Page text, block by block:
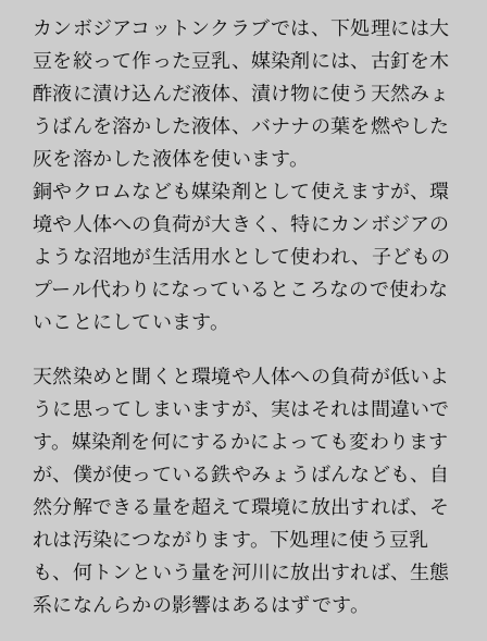
カンボジアコットンクラブでは、下処理には大
豆を絞って作った豆乳、媒染剤には、古釘を木
酢液に漬け込んだ液体、漬け物に使う天然みょ
うばんを溶かした液体、バナナの葉を燃やした
灰を溶かした液体を使います。
銅やクロムなども媒染剤として使えますが、環
境や人体への負荷が大きく、特にカンボジアの
ような沼地が生活用水として使われ、子どもの
プール代わりになっているところなので使わな
いことにしています。
天然染めと聞くと環境や人体への負荷が低いよ
うに思ってしまいますが、実はそれは間違いで
す。媒染剤を何にするかによっても変わります
が、僕が使っている鉄やみょうばんなども、自
然分解できる量を超えて環境に放出すれば、そ
れは汚染につながります。下処理に使う豆乳
も、何トンという量を河川に放出すれば、生態
系になんらかの影響はあるはずです。